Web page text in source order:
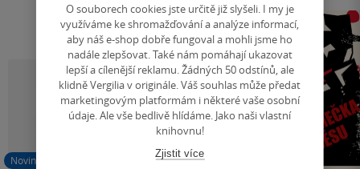
Novinka
O souborech cookies jste určitě již slyšeli. I my je
využíváme ke shromažďování a analýze informací,
aby náš e-shop dobře fungoval a mohli jsme ho
nadále zlepšovat. Také nám pomáhají ukazovat
lepší a cílenější reklamu. Žádných 50 odstínů, ale
klidně Vergilia v originále. Váš souhlas může předat
marketingovým platformám i některé vaše osobní
údaje. Ale vše bedlivě hlídáme. Jako naši vlastní
knihovnu!
Zjistit více